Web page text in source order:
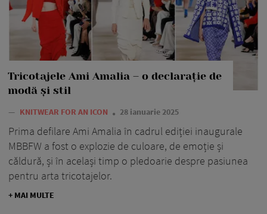
Tricotajele Ami Amalia – o declarație de
modă și stil
— KNITWEAR FOR AN ICON 28 ianuarie 2025
Prima defilare Ami Amalia în cadrul ediției inaugurale
MBBFW a fost o explozie de culoare, de emoție și
căldură, și în același timp o pledoarie despre pasiunea
pentru arta tricotajelor.
+ MAI MULTE